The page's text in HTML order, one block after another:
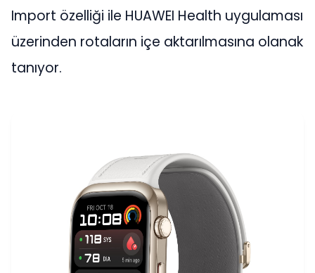
Import özelliği ile HUAWEI Health uygulaması
üzerinden rotaların içe aktarılmasına olanak
tanıyor.